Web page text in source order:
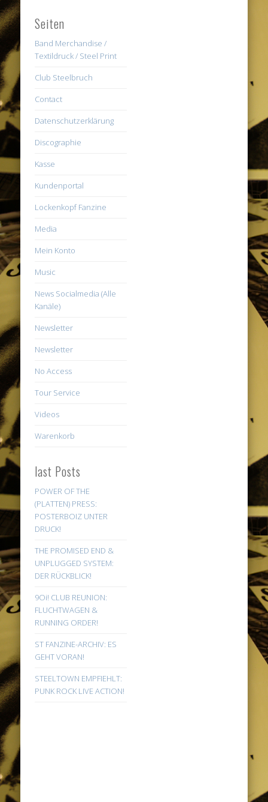
Seiten
Band Merchandise /
Textildruck / Steel Print
Club Steelbruch
Contact
Datenschutzerklärung
Discographie
Kasse
Kundenportal
Lockenkopf Fanzine
Media
Mein Konto
Music
News Socialmedia (Alle
Kanäle)
Newsletter
Newsletter
No Access
Tour Service
Videos
Warenkorb
last Posts
POWER OF THE
(PLATTEN) PRESS:
POSTERBOIZ UNTER
DRUCK!
THE PROMISED END &
UNPLUGGED SYSTEM:
DER RÜCKBLICK!
9Oi! CLUB REUNION:
FLUCHTWAGEN &
RUNNING ORDER!
ST FANZINE-ARCHIV: ES
GEHT VORAN!
STEELTOWN EMPFIEHLT:
PUNK ROCK LIVE ACTION!